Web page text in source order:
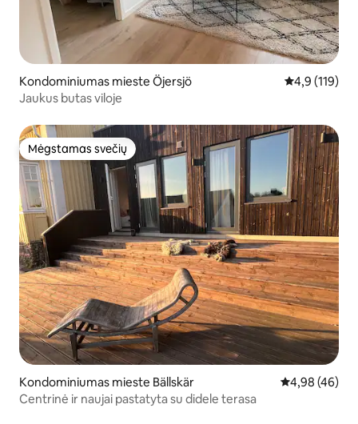
Kondominiumas mieste Öjersjö Vidutinis
4,9 (119)
Jaukus butas viloje
Mėgstamas svečių
Mėgstamas svečių
Kondominiumas mieste Bällskär Vidutinis
4,98 (46)
Centrinė ir naujai pastatyta su didele terasa